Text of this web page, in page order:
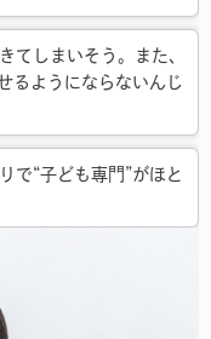
てしまいそう。また、
るようにならないんじ
で“子ども専門”がほと